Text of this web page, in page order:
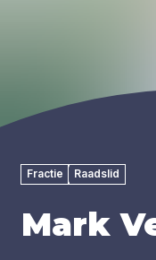
Fractie Raadslid
Mark